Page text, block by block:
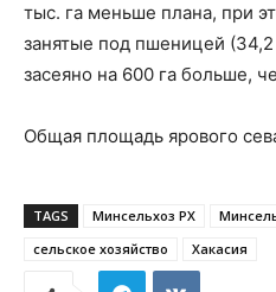
тыс. га меньше плана, при
занятые под пшеницей (34,2
засеяно на 600 га больше,
Общая площадь ярового
TAGS Минсельхоз РХ
сельское хозяйство
Хакасия